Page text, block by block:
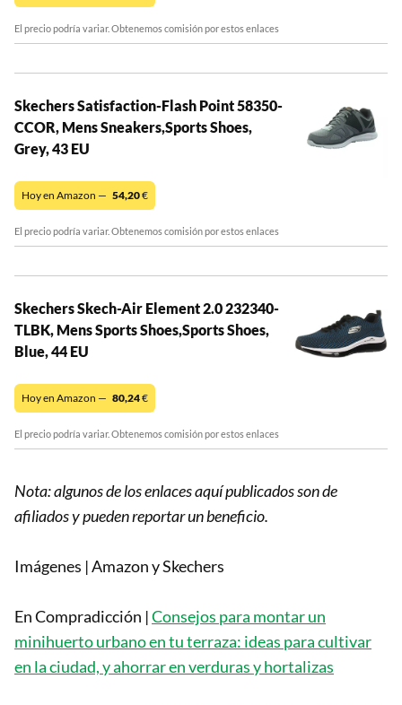
El precio podría variar. Obtenemos comisión por estos enlaces
Skechers Satisfaction-Flash Point 58350-
CCOR, Mens Sneakers,Sports Shoes,
Grey, 43 EU
Hoy en Amazon — 54,20€
El precio podría variar. Obtenemos comisión por estos enlaces
Skechers Skech-Air Element 2.0 232340-
TLBK, Mens Sports Shoes,Sports Shoes,
Blue, 44 EU
Hoy en Amazon — 80,24€
El precio podría variar. Obtenemos comisión por estos enlaces
Nota: algunos de los enlaces aquí publicados son de
afiliados y pueden reportar un beneficio.
Imágenes | Amazon y Skechers
En Compradicción |Consejos para montar un
minihuerto urbano en tu terraza: ideas para cultivar
en la ciudad, y ahorrar en verduras y hortalizas